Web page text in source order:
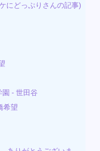
にどっぷりさんの記事)
- 世田谷
希望